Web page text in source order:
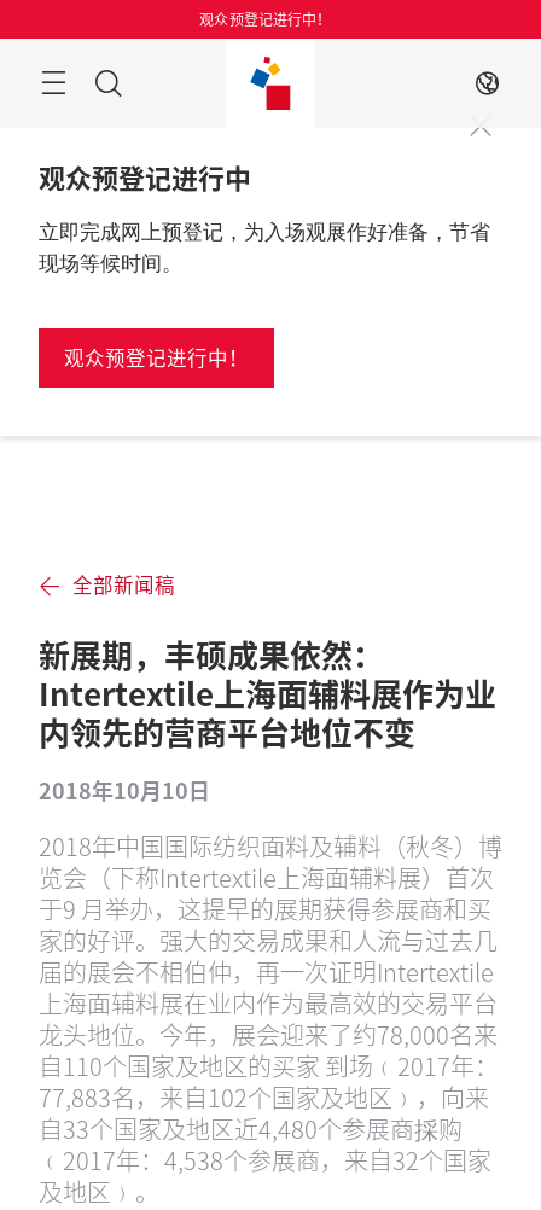
过
观众预登记进行中！
ZH
观众预登记进行中
立即完成网上预登记，为入场观展作好准备，节省
现场等候时间。
观众预登记进行中！
全部新闻稿
新展期，丰硕成果依然：
Intertextile上海面辅料展作为业
内领先的营商平台地位不变
2018年10月10日
2018年中国国际纺织面料及辅料（秋冬）博
览会（下称Intertextile上海面辅料展）首次
于9 月举办，这提早的展期获得参展商和买
家的好评。强大的交易成果和人流与过去几
届的展会不相伯仲，再一次证明Intertextile
上海面辅料展在业内作为最高效的交易平台
龙头地位。今年，展会迎来了约78,000名来
自110个国家及地区的买家 到场﹙2017年：
77,883名，来自102个国家及地区﹚，向来
自33个国家及地区近4,480个参展商採购
﹙2017年：4,538个参展商，来自32个国家
及地区﹚。